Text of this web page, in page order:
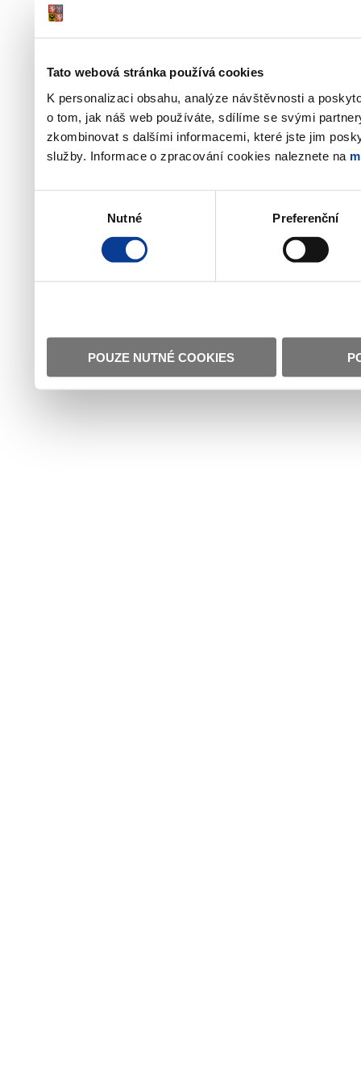
Tato webová stránka používá cookies
K personalizaci obsahu, analýze návštěvnosti a
o tom, jak náš web používáte, sdílíme se svými
zkombinovat s dalšími informacemi, které jste jim
služby. Informace o zpracování cookies naleznete na
Nutné Preferenční
POUZE NUTNÉ COOKIES